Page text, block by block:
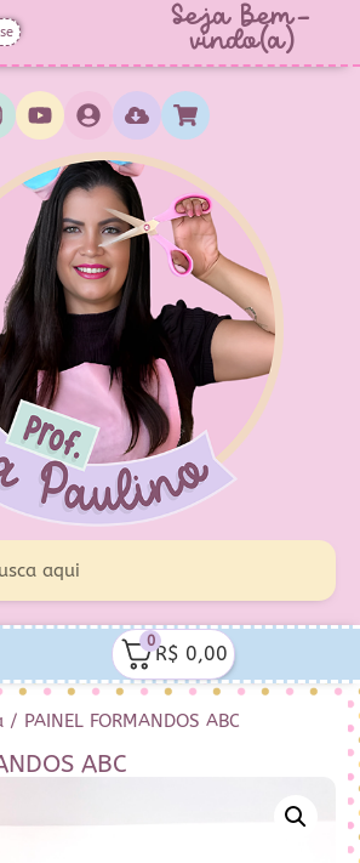
Seja Bem-
vindo(a)
0
R$ 0,00
/ PAINEL FORMANDOS ABC
ABC